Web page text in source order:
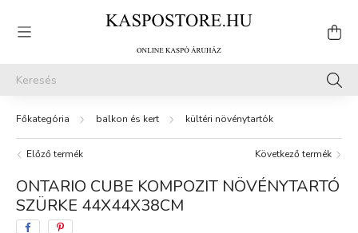
balkon és kert kültéri növénytartók
Előző termék Következő termék
ONTARIO CUBE KOMPOZIT NÖVÉNYTARTÓ
SZÜRKE 44X44X38CM